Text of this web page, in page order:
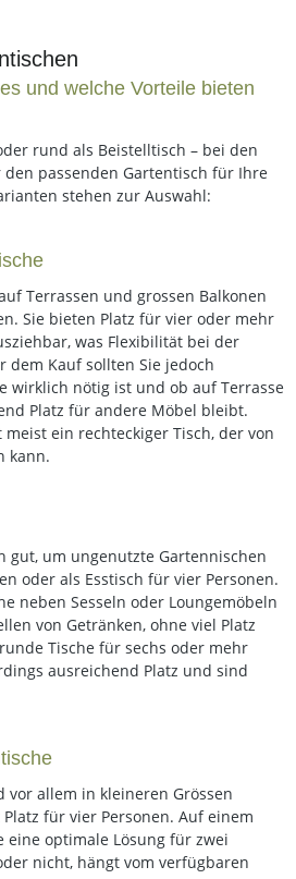
und welche Vorteile bieten
rund als Beistelltisch – bei den
den passenden Gartentisch für Ihre
stehen zur Auswahl:
Terrassen und grossen Balkonen
Sie bieten Platz für vier oder mehr
was Flexibilität bei der
dem Kauf sollten Sie jedoch
wirklich nötig ist und ob auf Terrasse
Platz für andere Möbel bleibt.
meist ein rechteckiger Tisch, der von
kann.
gut, um ungenutzte Gartennischen
oder als Esstisch für vier Personen.
neben Sesseln oder Loungemöbeln
von Getränken, ohne viel Platz
Tische für sechs oder mehr
ausreichend Platz und sind
vor allem in kleineren Grössen
für vier Personen. Auf einem
eine optimale Lösung für zwei
nicht, hängt vom verfügbaren